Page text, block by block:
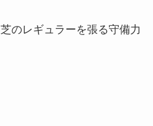
のレギュラーを張る守備力